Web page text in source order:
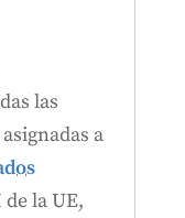
las
a
la UE,